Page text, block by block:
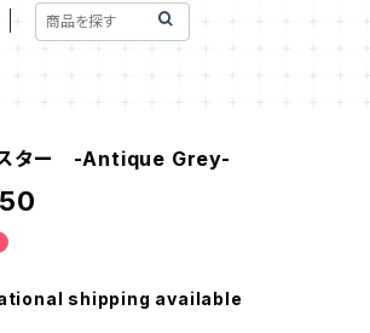
スター -Antique Grey-
shipping available